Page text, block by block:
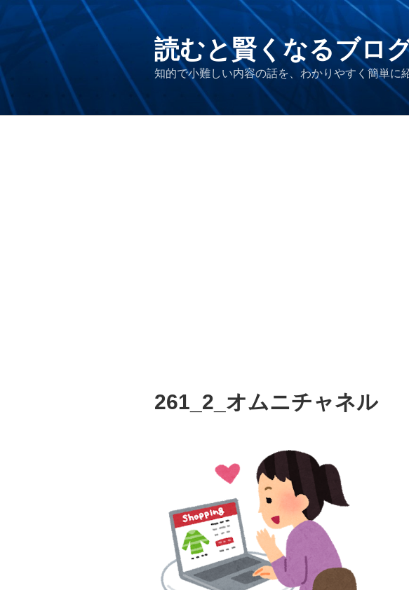
ツ
へ
ス
読むと賢くなるブロ
知的で小難しい内容の話を、わかりやすく簡単に
261_2_オムニチャネル